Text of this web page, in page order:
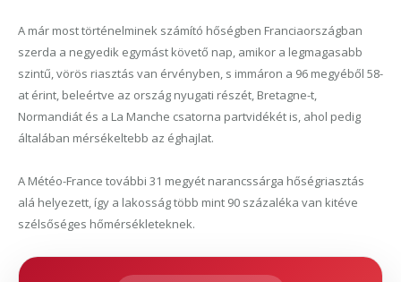
A már most történelminek számító hőségben Franciaországban
szerda a negyedik egymást követő nap, amikor a legmagasabb
szintű, vörös riasztás van érvényben, s immáron a 96 megyéből 58-
at érint, beleértve az ország nyugati részét, Bretagne-t,
Normandiát és a La Manche csatorna partvidékét is, ahol pedig
általában mérsékeltebb az éghajlat.
A Météo-France további 31 megyét narancssárga hőségriasztás
alá helyezett, így a lakosság több mint 90 százaléka van kitéve
szélsőséges hőmérsékleteknek.